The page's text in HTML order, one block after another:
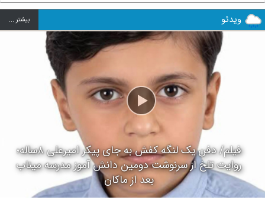
ویدئو بيشتر ...
فیلم/ دفن یک لنگه کفش به جای پیکر امیرعلی ۸ساله؛
روایت تلخ از سرنوشت دومین دانش آموز مدرسه میناب
بعد از ماکان